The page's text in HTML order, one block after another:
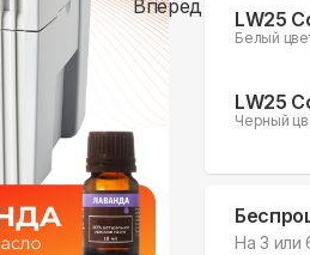
LW25
Белый
LW25
Черный
На 3 или